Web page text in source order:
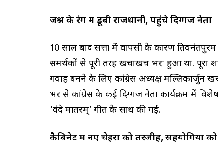
जश्न के रंग में डूबी राजधानी, पहुंचे दिग्गज नेता
10 साल बाद सत्ता में वापसी के कारण
समर्थकों से पूरी तरह खचाखच भरा हुआ था. पूरा
गवाह बनने के लिए कांग्रेस अध्यक्ष मल्लिकार्जुन
भर से कांग्रेस के कई दिग्गज नेता कार्यक्रम में
‘वंदे मातरम्’ गीत के साथ की गई.
कैबिनेट में नए चेहरों को तरजीह, सहयोगियों